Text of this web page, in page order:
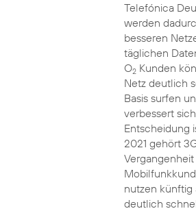
Telefónica
werden
besseren
täglichen
O2Kunden
Netz deutlich
Basis surfen
verbessert
Entscheidung
2021 gehört
Vergangenheit
nutzen künftig
deutlich